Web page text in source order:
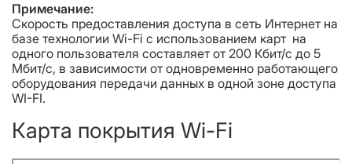
Примечание:
Скорость предоставления доступа в сеть Интернет на
базе технологии Wi-Fi с использованием карт на
одного пользователя составляет от 200 Кбит/с до 5
Мбит/с, в зависимости от одновременно работающего
оборудования передачи данных в одной зоне доступа
WI-FI.
Карта покрытия Wi-Fi